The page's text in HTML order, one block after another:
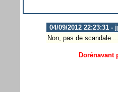
04/09/2012 22:23:31 -
Non, pas de scandale
Dorénavant